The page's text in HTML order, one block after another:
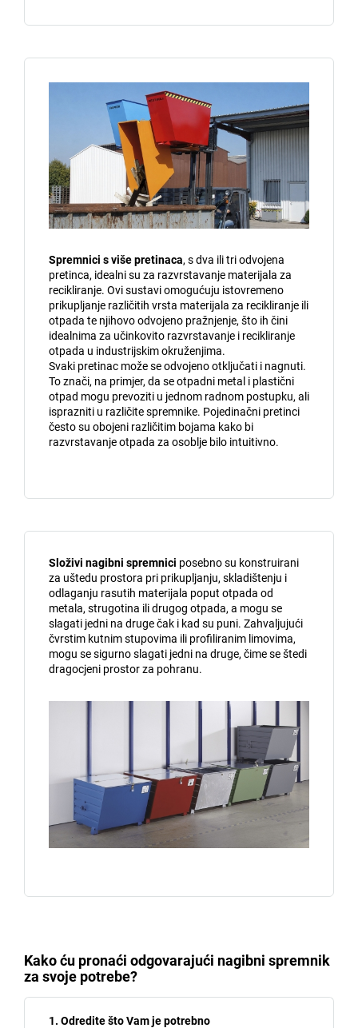
Spremnici s više pretinaca, s dva ili tri odvojena
pretinca, idealni su za razvrstavanje materijala za
recikliranje. Ovi sustavi omogućuju istovremeno
prikupljanje različitih vrsta materijala za recikliranje ili
otpada te njihovo odvojeno pražnjenje, što ih čini
idealnima za učinkovito razvrstavanje i recikliranje
otpada u industrijskim okruženjima.
Svaki pretinac može se odvojeno otključati i nagnuti.
To znači, na primjer, da se otpadni metal i plastični
otpad mogu prevoziti u jednom radnom postupku, ali
isprazniti u različite spremnike. Pojedinačni pretinci
često su obojeni različitim bojama kako bi
razvrstavanje otpada za osoblje bilo intuitivno.
Složivi nagibni spremnici posebno su konstruirani
za uštedu prostora pri prikupljanju, skladištenju i
odlaganju rasutih materijala poput otpada od
metala, strugotina ili drugog otpada, a mogu se
slagati jedni na druge čak i kad su puni. Zahvaljujući
čvrstim kutnim stupovima ili profiliranim limovima,
mogu se sigurno slagati jedni na druge, čime se štedi
dragocjeni prostor za pohranu.
Kako ću pronaći odgovarajući nagibni spremnik
za svoje potrebe?
1. Odredite što Vam je potrebno